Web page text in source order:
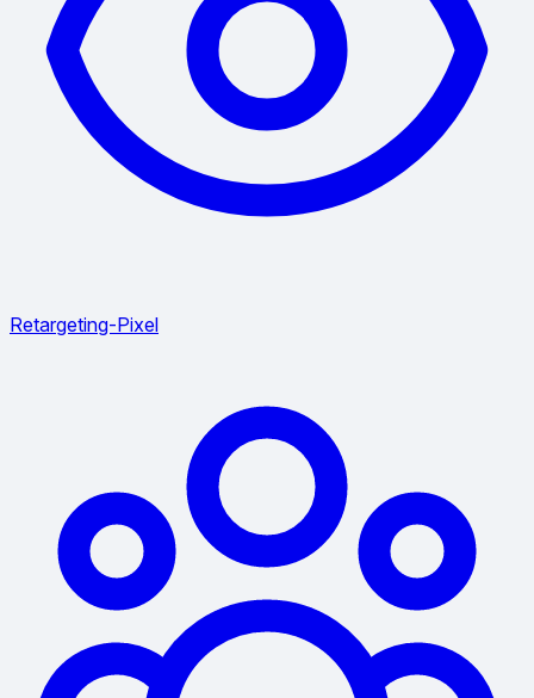
Retargeting-Pixel